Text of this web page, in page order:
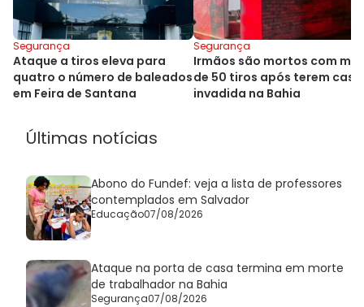
Segurança
Ataque a tiros eleva para
quatro o número de baleados
em Feira de Santana
Segurança
Irmãos são mortos com
de 50 tiros após terem casa
invadida na Bahia
Últimas notícias
Abono do Fundef: veja a lista de professores
contemplados em Salvador
Educação07/08/2026
Ataque na porta de casa termina em morte
de trabalhador na Bahia
Segurança07/08/2026